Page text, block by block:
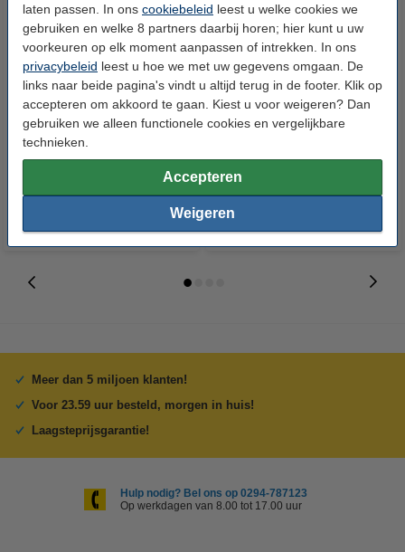
laten passen. In ons cookiebeleid leest u welke cookies we
gebruiken en welke 8 partners daarbij horen; hier kunt u uw
voorkeuren op elk moment aanpassen of intrekken. In ons
privacybeleid leest u hoe we met uw gegevens omgaan. De
links naar beide pagina's vindt u altijd terug in de footer. Klik op
accepteren om akkoord te gaan. Kiest u voor weigeren? Dan
gebruiken we alleen functionele cookies en vergelijkbare
technieken.
Accepteren
Weigeren
HP 745 (F9J98A) inktcartridge
foto zwart (origineel)
€ 175,50
HP 745 (F9J97A) inktcartridge
cyaan (origineel)
€ 175,50
Meer dan 5 miljoen klanten!
Voor 23.59 uur besteld, morgen in huis!
Laagsteprijsgarantie!
Hulp nodig? Bel ons op 0294-787123
Op werkdagen van 8.00 tot 17.00 uur